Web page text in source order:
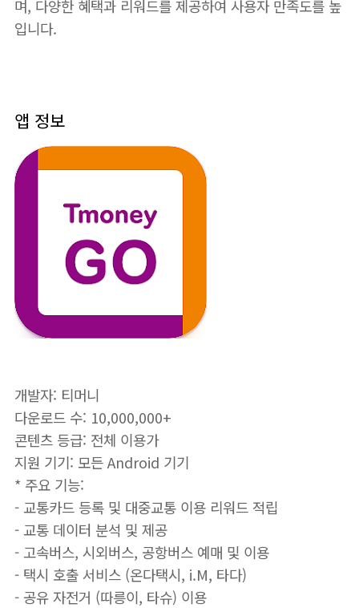
며, 다양한 혜택과 리워드를 제공하여 사용자 만족도를 높
입니다.
앱 정보
개발자: 티머니
다운로드 수: 10,000,000+
콘텐츠 등급: 전체 이용가
지원 기기: 모든 Android 기기
* 주요 기능:
- 교통카드 등록 및 대중교통 이용 리워드 적립
- 교통 데이터 분석 및 제공
- 고속버스, 시외버스, 공항버스 예매 및 이용
- 택시 호출 서비스 (온다택시, i.M, 타다)
- 공유 자전거 (따릉이, 타슈) 이용